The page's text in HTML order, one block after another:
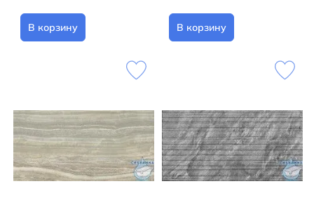
В корзину В корзину